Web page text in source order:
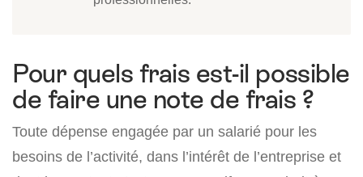
Pour quels frais est-il possible
de faire une note de frais ?
Toute dépense engagée par un salarié pour les
besoins de l’activité, dans l’intérêt de l’entreprise et